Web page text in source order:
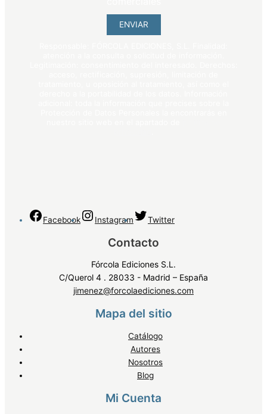
ENVIAR
Facebook Instagram Twitter
Contacto
Fórcola Ediciones S.L.
C/Querol 4 . 28033 - Madrid – España
jimenez@forcolaediciones.com
Mapa del sitio
Catálogo
Autores
Nosotros
Blog
Mi Cuenta